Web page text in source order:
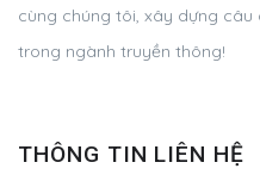
cùng chúng tôi, xây dựng
trong ngành truyền thông!
THÔNG TIN LIÊN HỆ